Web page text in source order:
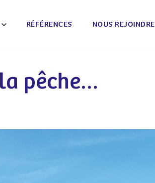
RÉFÉRENCES NOUS REJOINDRE
pêche…